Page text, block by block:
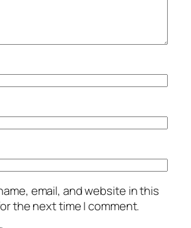
email, and website in this
the next time I comment.